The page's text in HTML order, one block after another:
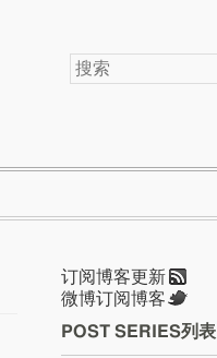
订阅博客更新
微博订阅博客
POST SERIES列表